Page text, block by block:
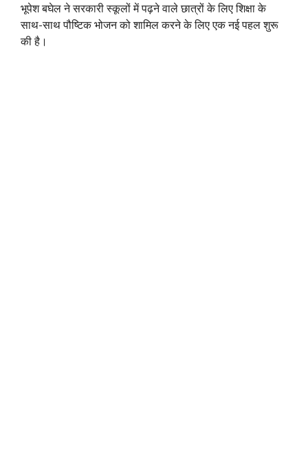
भूपेश बघेल ने सरकारी स्कूलों में पढ़ने वाले छात्रों के लिए शिक्षा के
साथ-साथ पौष्टिक भोजन को शामिल करने के लिए एक नई पहल शुरू
की है।